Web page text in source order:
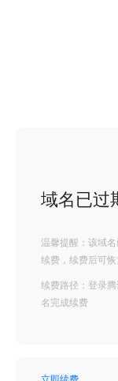
域名已过
温馨提醒：该域
续费，续费后可
续费路径：登录
名完成续费